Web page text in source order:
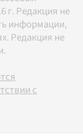
г. Редакция не
информации,
Редакция не
с